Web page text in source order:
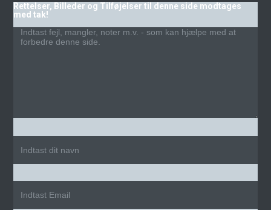
Rettelser, Billeder og Tilføjelser til denne side modtages
med tak!